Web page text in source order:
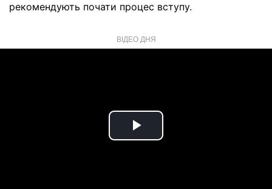
рекомендують почати процес вступу.
ВІДЕО ДНЯ
Play